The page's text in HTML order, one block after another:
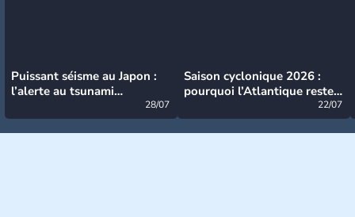
Puissant séisme au Japon :
l’alerte au tsunami
28/07
Saison cyclonique 2026 :
pourquoi l’Atlantique reste
22/07